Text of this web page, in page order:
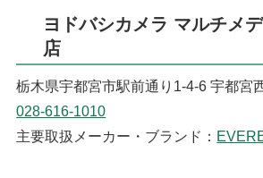
ヨドバシカメラ マルチメ
店
栃木県宇都宮市駅前通り1-4-6 宇都
028-616-1010
主要取扱メーカー・ブランド：